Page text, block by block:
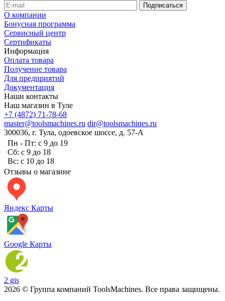
О компании
Бонусная программа
Сервисный центр
Сертификаты
Информация
Оплата товара
Получение товара
Для предприятий
Документация
Наши контакты
Наш магазин в Туле
+7 (4872) 71-78-68
master@toolsmachines.ru dir@toolsmachines.ru
300036, г. Тула, одоевское шоссе, д. 57-А
Пн - Пт: с 9 до 19
Сб: с 9 до 18
Вс: с 10 до 18
Отзывы о магазине
Яндекс Карты
Google Карты
2 gis
2026 © Группа компаний ToolsMachines. Все права защищены.